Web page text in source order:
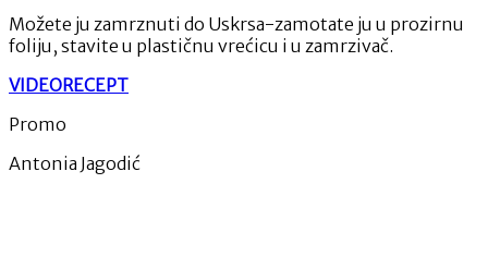
Možete ju zamrznuti do Uskrsa-zamotate ju u prozirnu
foliju, stavite u plastičnu vrećicu i u zamrzivač.
VIDEORECEPT
Promo
Antonia Jagodić